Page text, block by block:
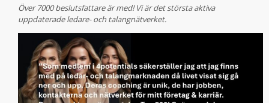
Över 7000 beslutsfattare är med! Vi är det största aktiva
uppdaterade ledare- och talangnätverket.